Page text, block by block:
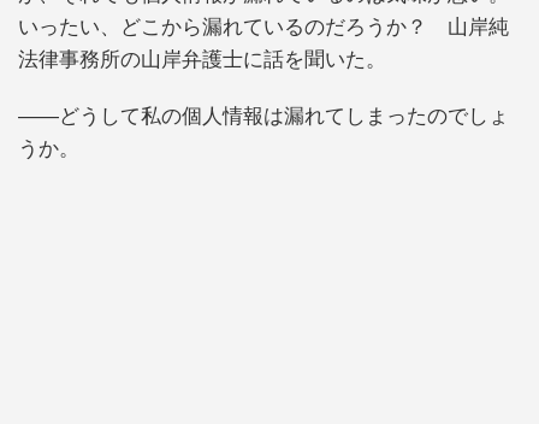
いったい、どこから漏れているのだろうか？ 山岸純
法律事務所の山岸弁護士に話を聞いた。
――どうして私の個人情報は漏れてしまったのでしょ
うか。